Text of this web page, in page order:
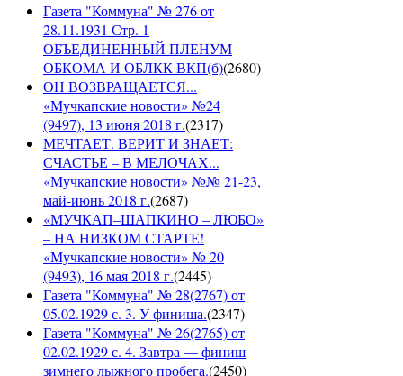
Газета "Коммуна" № 276 от
28.11.1931 Стр. 1
ОБЪЕДИНЕННЫЙ ПЛЕНУМ
ОБКОМА И ОБЛКК ВКП(б)(2680)
ОН ВОЗВРАЩАЕТСЯ...
«Мучкапские новости» №24
(9497), 13 июня 2018 г.(2317)
МЕЧТАЕТ. ВЕРИТ И ЗНАЕТ:
СЧАСТЬЕ – В МЕЛОЧАХ...
«Мучкапские новости» №№ 21-23,
май-июнь 2018 г.(2687)
«МУЧКАП–ШАПКИНО – ЛЮБО»
– НА НИЗКОМ СТАРТЕ!
«Мучкапские новости» № 20
(9493), 16 мая 2018 г.(2445)
Газета "Коммуна" № 28(2767) от
05.02.1929 с. 3. У финиша.(2347)
Газета "Коммуна" № 26(2765) от
02.02.1929 с. 4. Завтра — финиш
зимнего лыжного пробега.(2450)